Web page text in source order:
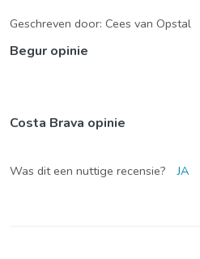
Geschreven door: Cees van Opstal
Begur opinie
Costa Brava opinie
Was dit een nuttige recensie? JA